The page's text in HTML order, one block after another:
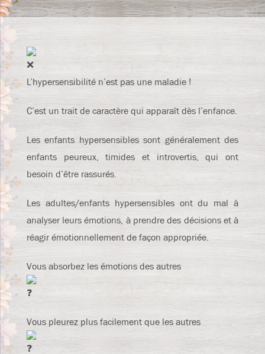
L’hypersensibilité n’est pas une maladie !
C’est un trait de caractère qui apparaît dès l’enfance.
Les enfants hypersensibles sont généralement des
enfants peureux, timides et introvertis, qui ont
besoin d’être rassurés.
Les adultes/enfants hypersensibles ont du mal à
analyser leurs émotions, à prendre des décisions et à
réagir émotionnellement de façon appropriée.
Vous absorbez les émotions des autres
Vous pleurez plus facilement que les autres